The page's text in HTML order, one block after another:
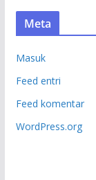
Meta
Masuk
Feed entri
Feed komentar
WordPress.org